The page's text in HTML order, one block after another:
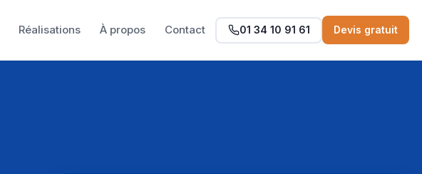
Réalisations À propos Contact 01 34 10 91 61 Devis gratuit